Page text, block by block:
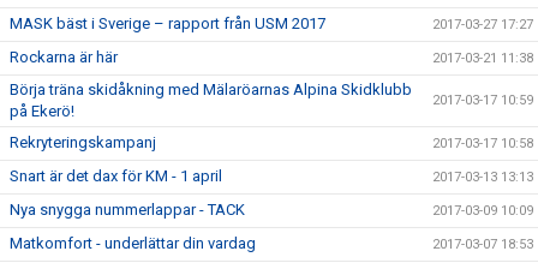
MASK bäst i Sverige – rapport från USM 2017 2017-03-27 17:27
Rockarna är här 2017-03-21 11:38
Börja träna skidåkning med Mälaröarnas Alpina Skidklubb
på Ekerö!
2017-03-17 10:59
Rekryteringskampanj 2017-03-17 10:58
Snart är det dax för KM - 1 april 2017-03-13 13:13
Nya snygga nummerlappar - TACK 2017-03-09 10:09
Matkomfort - underlättar din vardag 2017-03-07 18:53